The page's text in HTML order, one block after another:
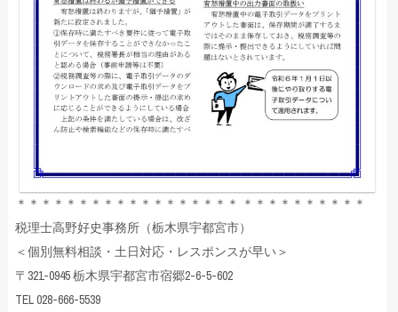
＊＊＊＊＊＊＊＊＊＊＊＊＊＊＊＊＊＊ ＊＊＊＊＊＊＊＊＊＊
税理士高野好史事務所（栃木県宇都宮市）
＜個別無料相談・土日対応・レスポンスが早い＞
〒321-0945 栃木県宇都宮市宿郷2-6-5-602
TEL 028-666-5539